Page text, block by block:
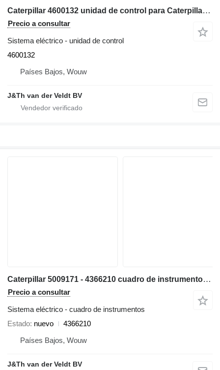
Caterpillar 4600132 unidad de control para Caterpillar 340 352 374 385 320F 330F 340F 352F 323F 325F 335F 316F 326F 336F 318F 349F 320D2 320D3 330D2 323D2 326D2 312F 313F excavadora
Precio a consultar
Sistema eléctrico - unidad de control
4600132
Países Bajos, Wouw
J&Th van der Veldt BV
Caterpillar 5009171 - 4366210 cuadro de instrumentos para Caterpillar 538 568 329D 312E 329E 349E 330F 390F 312F 352F 313F 323F 374F 335F 316F 336F 317F 349F M320F M322F M323F M314F M315F M316F M318F 320D2 323D2 326D2 336D2 329D2 MH3022 MH3024 MH3026 excavadora
Precio a consultar
Sistema eléctrico - cuadro de instrumentos
Estado nuevo
4366210
Países Bajos, Wouw
J&Th van der Veldt BV